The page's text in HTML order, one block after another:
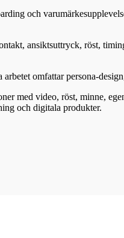
och
ansiktsuttryck, röst,
omfattar persona-
med video, röst, minne,
och digitala produkter.